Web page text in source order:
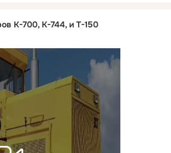
К-700, К-744, и Т-150